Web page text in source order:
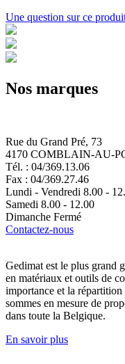
Une question sur ce
Nos marques
Rue du Grand Pré, 73
4170 COMBLAIN-AU-
Tél. : 04/369.13.06
Fax : 04/369.27.46
Lundi - Vendredi 8.00 -
Samedi 8.00 - 12.00
Dimanche Fermé
Contactez-nous
Gedimat est le plus grand
en matériaux et outils de
importance et la
sommes en mesure de
dans toute la Belgique.
En savoir plus